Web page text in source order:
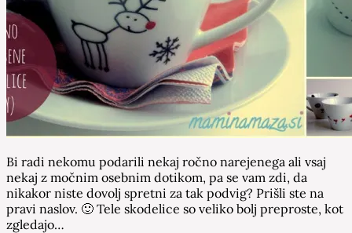
Bi radi nekomu podarili nekaj ročno narejenega ali vsaj
nekaj z močnim osebnim dotikom, pa se vam zdi, da
nikakor niste dovolj spretni za tak podvig? Prišli ste na
pravi naslov. 🙂 Tele skodelice so veliko bolj preproste, kot
zgledajo…